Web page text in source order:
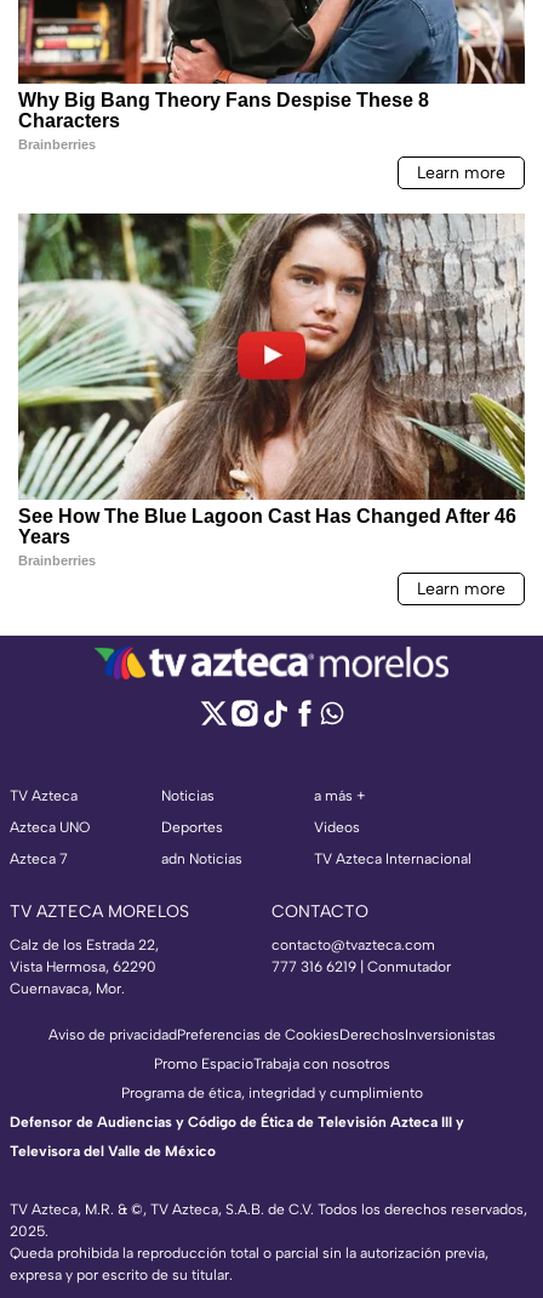
TV Azteca
Azteca UNO
Azteca 7
Noticias
Deportes
adn Noticias
a más +
Videos
TV Azteca Internacional
TV AZTECA MORELOS
Calz de los Estrada 22,
Vista Hermosa, 62290
Cuernavaca, Mor.
CONTACTO
contacto@tvazteca.com
777 316 6219 | Conmutador
TV Azteca, M.R. & ©, TV Azteca, S.A.B. de C.V. Todos los derechos reservados,
2025.
Queda prohibida la reproducción total o parcial sin la autorización previa,
expresa y por escrito de su titular.
Aviso de privacidadPreferencias de CookiesDerechosInversionistas
Promo EspacioTrabaja con nosotros
Programa de ética, integridad y cumplimiento
Defensor de Audiencias y Código de Ética de Televisión Azteca III y
Televisora del Valle de México